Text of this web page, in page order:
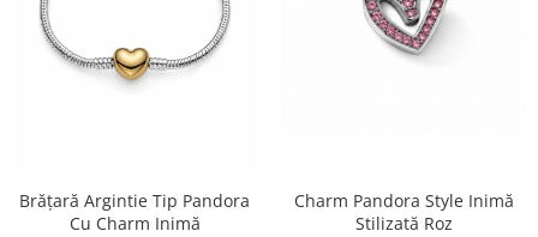
Brățară Argintie Tip Pandora
Cu Charm Inimă
Charm Pandora Style Inimă
Stilizată Roz